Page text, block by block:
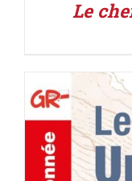
Le